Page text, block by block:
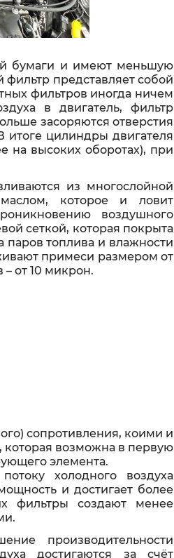
бумаги и имеют меньшую
представляет собой
фильтров иногда ничем
в двигатель, фильтр
засоряются отверстия
итоге цилиндры двигателя
на высоких оборотах), при
из многослойной
которое и ловит
воздушного
сеткой, которая покрыта
паров топлива и влажности
примеси размером от
от 10 микрон.
сопротивления, коими и
которая возможна в первую
элемента.
холодного воздуха
и достигает более
фильтры создают менее
производительности
достигаются за счёт